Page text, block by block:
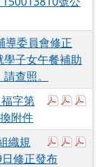
導委員會修正
學子女午餐補助
查照。
於彈跳
於彈
字第
附件
於彈跳
於彈
織規
修正發布